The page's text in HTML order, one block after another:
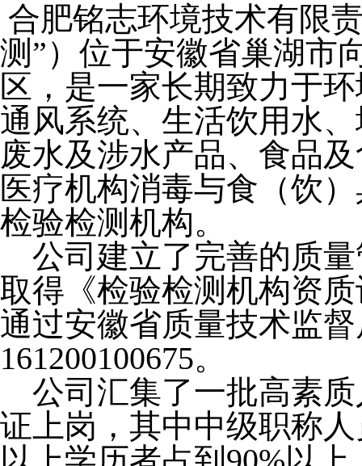
合肥铭志环境技术有限
测”）位于安徽省巢湖市
区，是一家长期致力于
通风系统、生活饮用水、
废水及涉水产品、食品
医疗机构消毒与食（饮
检验检测机构。
公司建立了完善的质
取得《检验检测机构资
通过安徽省质量技术监
161200100675。
公司汇集了一批高素
证上岗，其中中级职称